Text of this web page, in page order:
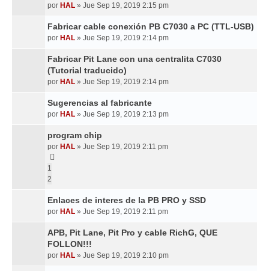
por HAL » Jue Sep 19, 2019 2:15 pm
Fabricar cable conexión PB C7030 a PC (TTL-USB)
por HAL » Jue Sep 19, 2019 2:14 pm
Fabricar Pit Lane con una centralita C7030
(Tutorial traducido)
por HAL » Jue Sep 19, 2019 2:14 pm
Sugerencias al fabricante
por HAL » Jue Sep 19, 2019 2:13 pm
program chip
por HAL » Jue Sep 19, 2019 2:11 pm
1
2
Enlaces de interes de la PB PRO y SSD
por HAL » Jue Sep 19, 2019 2:11 pm
APB, Pit Lane, Pit Pro y cable RichG, QUE
FOLLON!!!
por HAL » Jue Sep 19, 2019 2:10 pm